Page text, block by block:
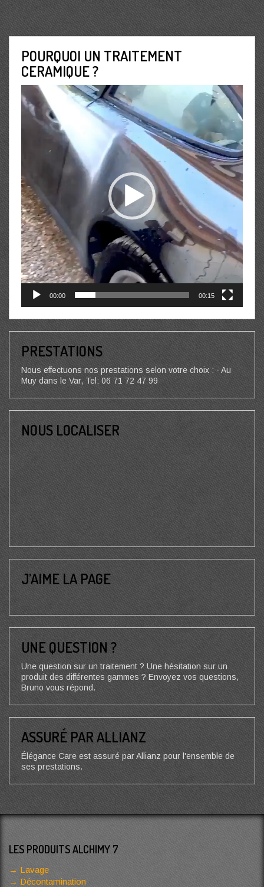
POURQUOI UN TRAITEMENT
CERAMIQUE ?
Lecteur
vidéo
00:00 00:15
PRESTATIONS
Nous effectuons nos prestations selon votre choix : - Au
Muy dans le Var, Tel: 06 71 72 47 99
NOUS LOCALISER
J’AIME LA PAGE
UNE QUESTION ?
Une question sur un traitement ? Une hésitation sur un
produit des différentes gammes ? Envoyez vos questions,
Bruno vous répond.
ASSURÉ PAR ALLIANZ
Élégance Care est assuré par Allianz pour l'ensemble de
ses prestations.
LES PRODUITS ALCHIMY 7
Lavage
Décontamination